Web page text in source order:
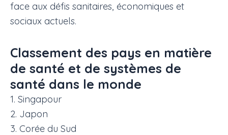
face aux défis sanitaires, économiques et
sociaux actuels.
Classement des pays en matière
de santé et de systèmes de
santé dans le monde
1. Singapour
2. Japon
3. Corée du Sud